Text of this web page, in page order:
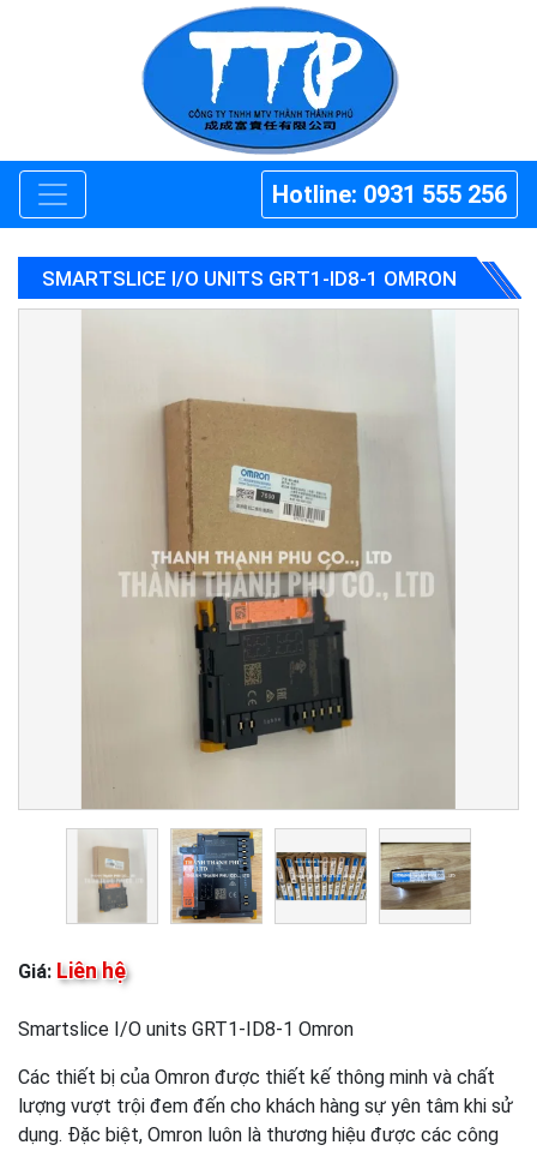
Hotline: 0931 555 256
SMARTSLICE I/O UNITS GRT1-ID8-1 OMRON
Giá: Liên hệ
Smartslice I/O units GRT1-ID8-1 Omron
Các thiết bị của Omron được thiết kế thông minh và chất
lượng vượt trội đem đến cho khách hàng sự yên tâm khi sử
dụng. Đặc biệt, Omron luôn là thương hiệu được các công